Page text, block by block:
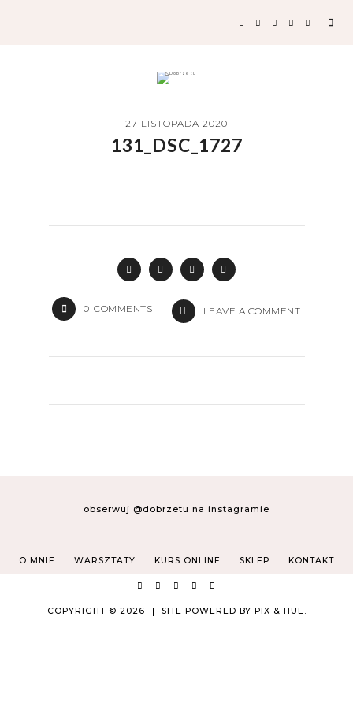
27 LISTOPADA 2020
131_DSC_1727
0 COMMENTS LEAVE A COMMENT
obserwuj @dobrzetu na instagramie
O MNIE WARSZTATY KURS ONLINE SKLEP KONTAKT
COPYRIGHT © 2026 SITE POWERED BY PIX & HUE.